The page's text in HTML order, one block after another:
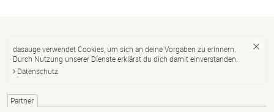
dasauge verwendet Cookies, um sich an deine Vorgaben zu erinnern.
Durch Nutzung unserer Dienste erklärst du dich damit einverstanden.
Datenschutz
Partner